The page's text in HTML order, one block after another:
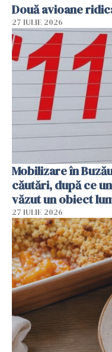
Două avioane
27 IULIE 2026
Mobilizare în
căutări, după ce
văzut un obiect
27 IULIE 2026